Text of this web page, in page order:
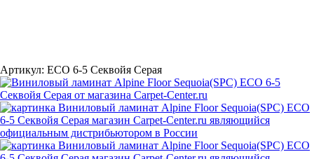
Артикул: ЕСО 6-5 Секвойя Серая